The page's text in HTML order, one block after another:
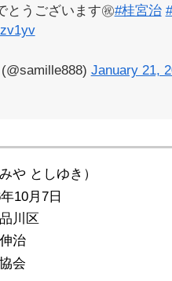
とうございます㊗️#桂宮治
January 21,
や としゆき）
10月7日
川区
治
会